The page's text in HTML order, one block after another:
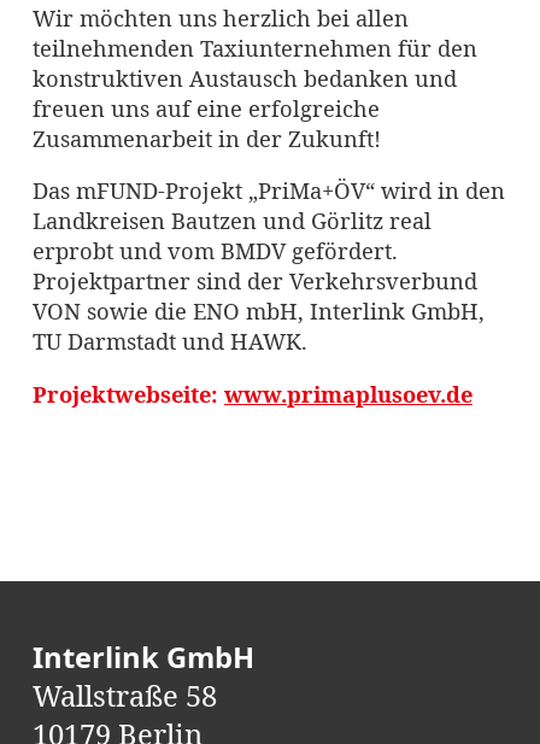
Wir möchten uns herzlich bei allen
teilnehmenden Taxiunternehmen für den
konstruktiven Austausch bedanken und
freuen uns auf eine erfolgreiche
Zusammenarbeit in der Zukunft!
Das mFUND-Projekt „PriMa+ÖV“ wird in den
Landkreisen Bautzen und Görlitz real
erprobt und vom BMDV gefördert.
Projektpartner sind der Verkehrsverbund
VON sowie die ENO mbH, Interlink GmbH,
TU Darmstadt und HAWK.
Projektwebseite: www.primaplusoev.de
Interlink GmbH
Wallstraße 58
10179 Berlin